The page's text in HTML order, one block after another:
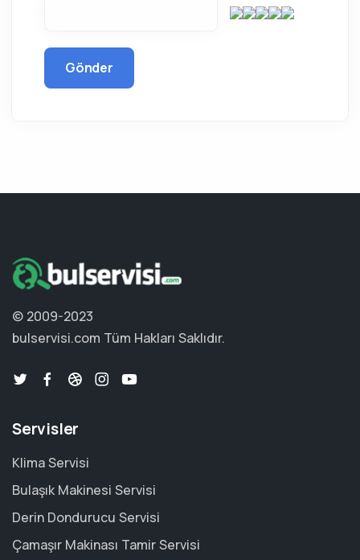
Gönder
© 2009-2023
bulservisi.com Tüm Hakları Saklıdır.
Servisler
Klima Servisi
Bulaşık Makinesi Servisi
Derin Dondurucu Servisi
Çamaşır Makinası Tamir Servisi